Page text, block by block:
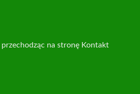
na stronę Kontakt